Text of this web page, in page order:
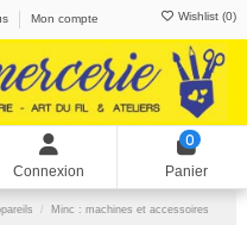
Mon compte Wishlist (0)
Connexion
0
Panier
Minc : machines et accessoires